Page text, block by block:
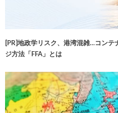
[PR]地政学リスク、港湾混雑…コンテ
ジ方法「FFA」とは